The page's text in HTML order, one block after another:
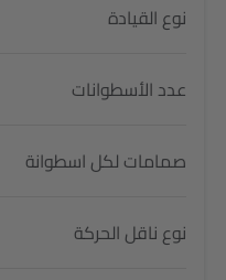
نوع القيادة
عدد الأسطوانات
صمامات لكل اسطوانة
نوع ناقل الحركة